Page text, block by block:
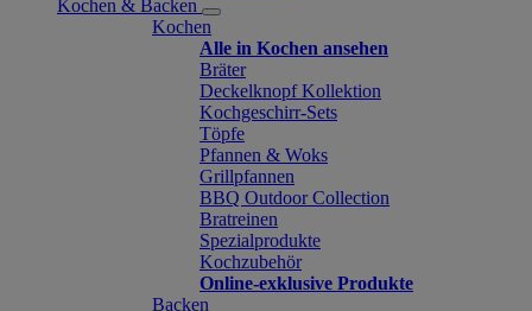
Kochen & Backen
Kochen
Alle in Kochen ansehen
Bräter
Deckelknopf Kollektion
Kochgeschirr-Sets
Töpfe
Pfannen & Woks
Grillpfannen
BBQ Outdoor Collection
Bratreinen
Spezialprodukte
Kochzubehör
Online-exklusive Produkte
Backen